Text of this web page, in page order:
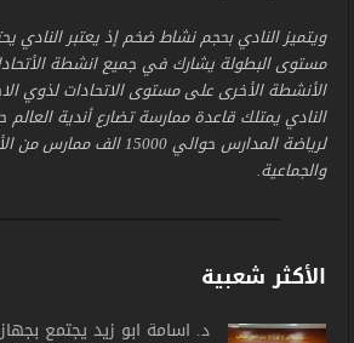
مستوى البطولة يشارك في جميع انشطة
الأنشطة الأخرى على مستوى الاتحادات لذوي
النادي يمتلك قاعدة ممارسة تضارع أندية
لرياضة المدارس حوالي 15000
والجماعية.
الأكثر شعبية
د. أسامة أبو زيد يجتمع